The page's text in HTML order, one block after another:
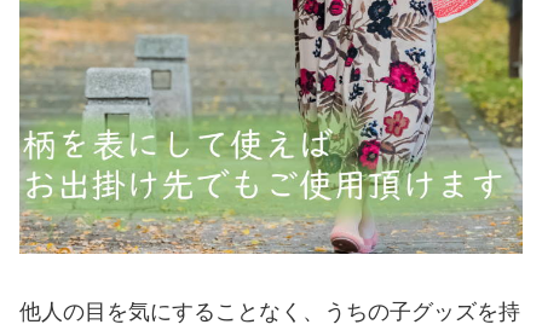
他人の目を気にすることなく、うちの子グッズを持